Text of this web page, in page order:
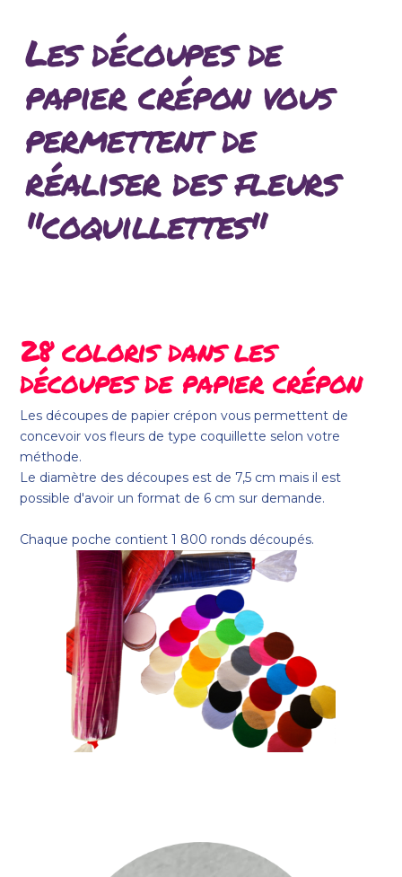
Les découpes de
papier crépon vous
permettent de
réaliser des fleurs
"coquillettes"
28 coloris dans les
découpes de papier crépon
Les découpes de papier crépon vous permettent de
concevoir vos fleurs de type coquillette selon votre
méthode.
Le diamètre des découpes est de 7,5 cm mais il est
possible d'avoir un format de 6 cm sur demande.
Chaque poche contient 1 800 ronds découpés.